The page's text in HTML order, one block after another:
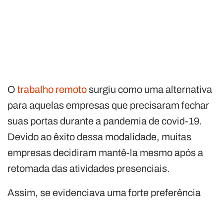
O trabalho remotosurgiu como uma alternativa
para aquelas empresas que precisaram fechar
suas portas durante a pandemia de covid-19.
Devido ao êxito dessa modalidade, muitas
empresas decidiram mantê-la mesmo após a
retomada das atividades presenciais.
Assim, se evidenciava uma forte preferência